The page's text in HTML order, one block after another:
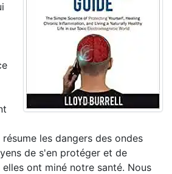
les dangers des ondes
de s'en protéger et de
ont miné notre santé. Nous